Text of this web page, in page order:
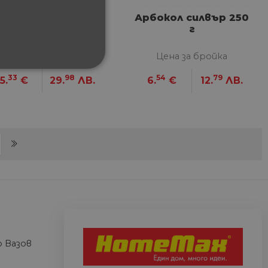
33 € 29.98 ЛВ.
Арбокол силвър 250
г
Цена за бройка
6.54 € 12.79 ЛВ.
Вазов
ФУНКЦИОНАЛНИ
отчети за